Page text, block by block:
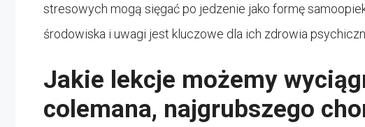
stresowych mogą sięgać po jedzenie jako formę
środowiska i uwagi jest kluczowe dla ich zdrowia
Jakie lekcje możemy
colemana, najgrubszego